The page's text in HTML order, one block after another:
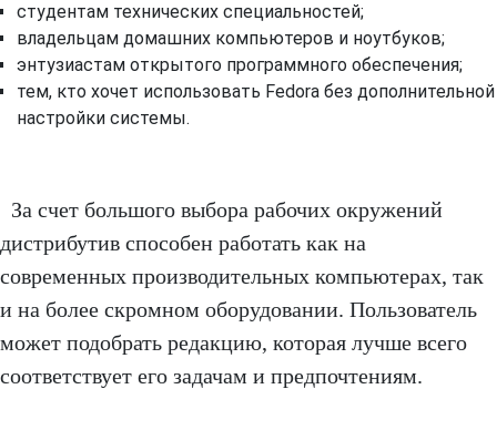
студентам технических специальностей;
владельцам домашних компьютеров и ноутбуков;
энтузиастам открытого программного обеспечения;
тем, кто хочет использовать Fedora без дополнительной
настройки системы.
За счет большого выбора рабочих окружений
дистрибутив способен работать как на
современных производительных компьютерах, так
и на более скромном оборудовании. Пользователь
может подобрать редакцию, которая лучше всего
соответствует его задачам и предпочтениям.